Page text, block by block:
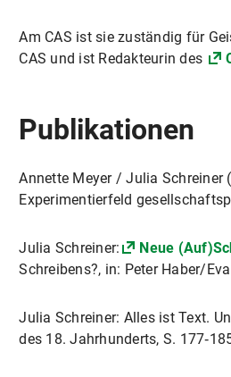
Am CAS ist sie zuständig für
CAS und ist Redakteurin des
Publikationen
Annette Meyer / Julia Schreiner
Experimentierfeld
Julia Schreiner: Neue
Schreibens?, in: Peter Haber/
Julia Schreiner: Alles ist Text.
des 18. Jahrhunderts, S.